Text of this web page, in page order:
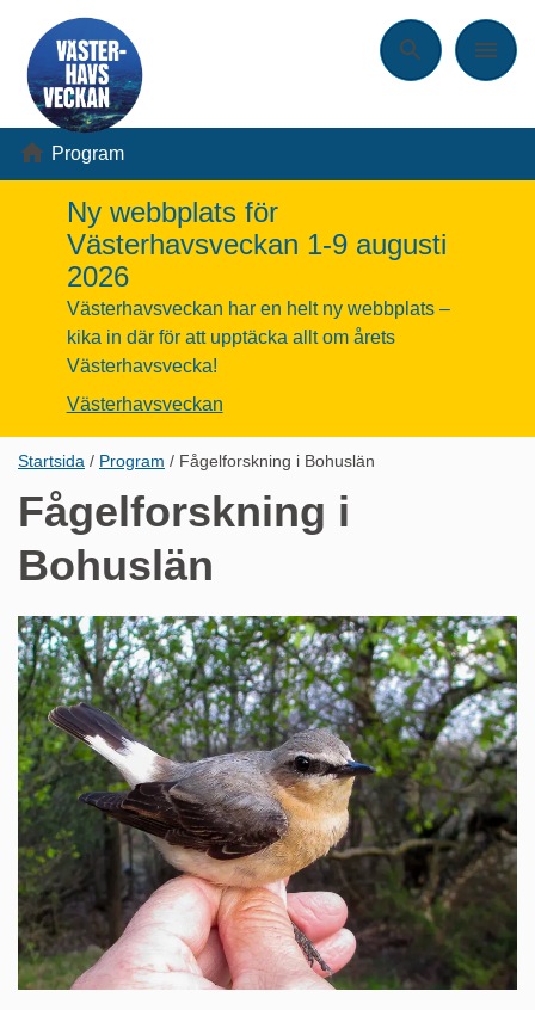
Program
Ny webbplats för
Västerhavsveckan 1-9 augusti
2026
Västerhavsveckan har en helt ny webbplats –
kika in där för att upptäcka allt om årets
Västerhavsvecka!
Västerhavsveckan
Länkstig,
är
sidan
i
Bohuslän
Startsida Program Fågelforskning i Bohuslän
Fågelforskning i
Bohuslän